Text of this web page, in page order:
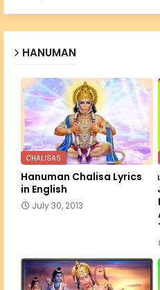
HANUMAN
CHALISAS
Hanuman Chalisa Lyrics
in English
July 30, 2013